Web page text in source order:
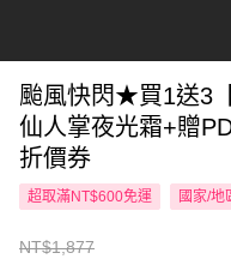
颱風快閃★買1送3
仙人掌夜光霜+贈
折價券
超取滿NT$600免運 國家/地
NT$1,877